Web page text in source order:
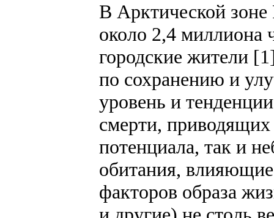
В Арктической зоне
около 2,4 миллиона
городские жители
по сохранению и
уровень и
смерти,
потенциала, так и
обитания, влияющие
факторов образа